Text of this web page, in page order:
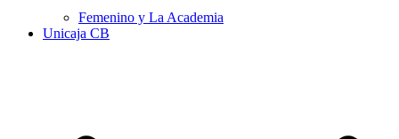
Femenino y La Academia
Unicaja CB